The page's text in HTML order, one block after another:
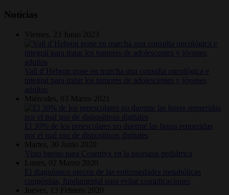
Noticias
Viernes, 23 Junio 2023
Vall d’Hebron pone en marcha una consulta oncológica e
integral para tratar los tumores de adolescentes y jóvenes
adultos
Miércoles, 03 Marzo 2021
El 30% de los preescolares no duerme las horas requeridas
por el mal uso de dispositivos digitales
Martes, 30 Junio 2020
Visto bueno para Cosentyx en la psoriasis pediátrica
Lunes, 02 Marzo 2020
El diagnóstico precoz de las enfermedades metabólicas
congénitas, fundamental para evitar complicaciones
Jueves, 13 Febrero 2020